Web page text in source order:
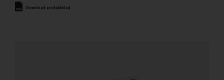
Download produktblad